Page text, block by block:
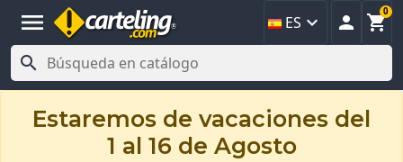
menu ES   
0

Estaremos de vacaciones del
1 al 16 de Agosto